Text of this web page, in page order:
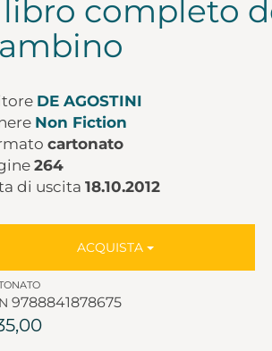
libro completo
DE AGOSTINI
Non Fiction
cartonato
264
di uscita 18.10.2012
ACQUISTA
9788841878675